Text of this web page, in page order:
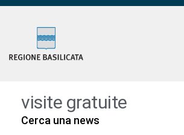
visite gratuite
Cerca una news